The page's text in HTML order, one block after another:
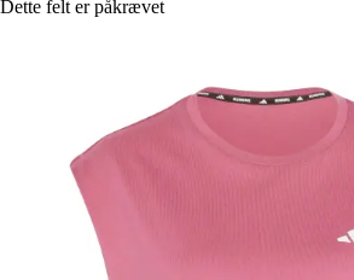
Dette felt er påkrævet